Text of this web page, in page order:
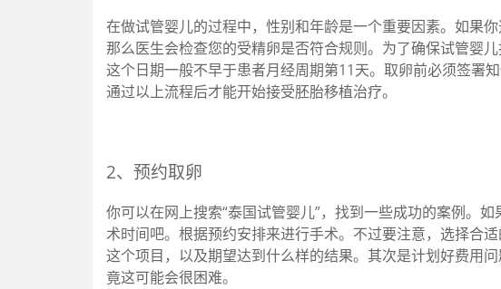
在做试管婴儿的过程中，性别和年龄是一个重要因素。如果
那么医生会检查您的受精卵是否符合规则。为了确保试管婴
这个日期一般不早于患者月经周期第11天。取卵前必须签署
通过以上流程后才能开始接受胚胎移植治疗。
2、预约取卵
你可以在网上搜索“泰国试管婴儿”，找到一些成功的案例。
术时间吧。根据预约安排来进行手术。不过要注意，选择合
这个项目，以及期望达到什么样的结果。其次是计划好费用
竟这可能会很困难。